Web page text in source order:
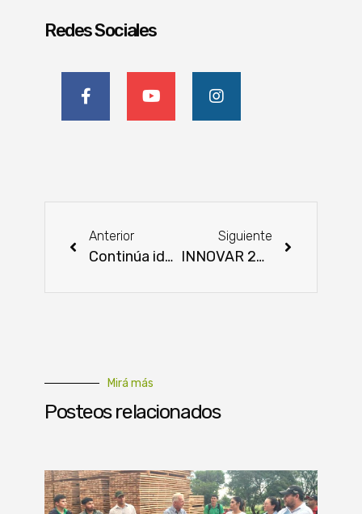
Redes Sociales
Anterior
Continúa identificación de familias rurales beneficiarias del proyecto PROEZA
Siguiente
INNOVAR 2024: La lluvia aplacó el golpe de calor y la feria prosiguió con más ímpetu
Mirá más
Posteos relacionados